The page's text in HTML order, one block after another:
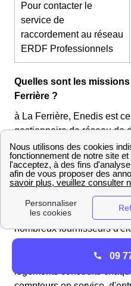
Pour contacter le
service de
raccordement au réseau
ERDF Professionnels
Quelles sont les
Ferrière ?
à La Ferrière, Enedis est
gestionnaire de réseau de
distributeur. Il a le
territoire français, les 5%
Entreprises Locales de
par les communes.
Il ne faut pas confondre le
nombreux fournisseurs
rôle principal d'Enedis,
habitants Ferrandiers, de
logements construits
09